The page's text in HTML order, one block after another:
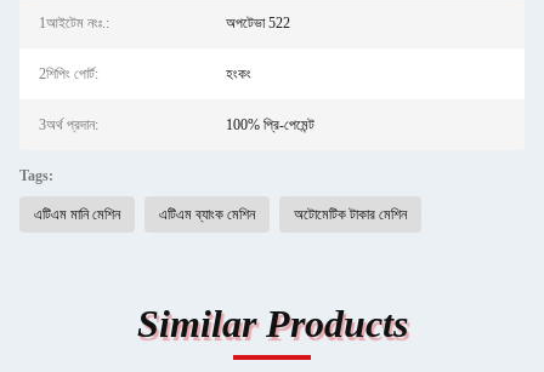
1আইটেম নংঃ.: অপটেভা 522
2শিপিং পোর্ট: হংকং
3অর্থ প্রদান: 100% প্রি-পেমেন্ট
Tags:
এটিএম মানি মেশিন এটিএম ব্যাংক মেশিন অটোমেটিক টাকার মেশিন
Similar Products